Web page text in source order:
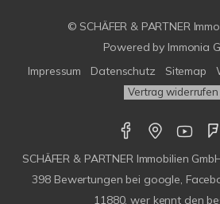
© SCHÄFER & PARTNER
Powered by Immonia
Impressum
Datenschutz Sitemap
Vertrag widerrufen
SCHÄFER & PARTNER Immobilien
398 Bewertungen bei google,
11880, wer kennt den